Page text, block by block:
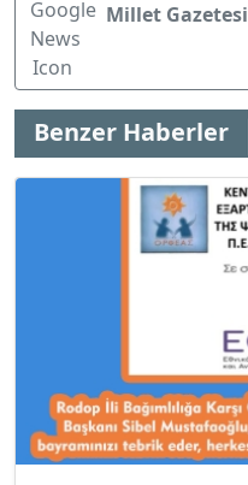
Millet Gazetesi
Benzer Haberler